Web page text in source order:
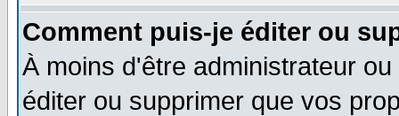
Comment puis-je éditer ou
À moins d'être administrateur
éditer ou supprimer que vos